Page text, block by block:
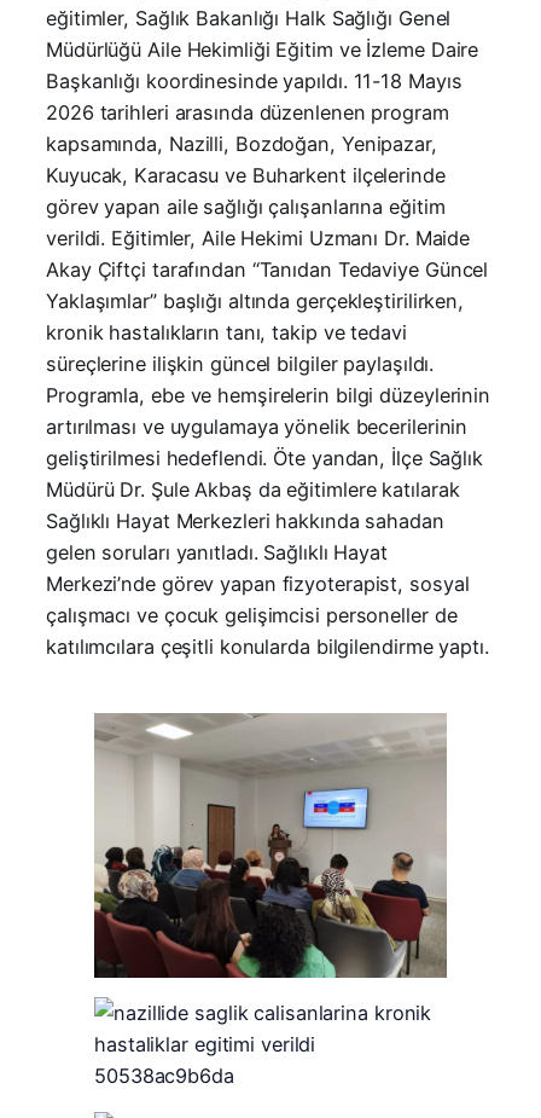
eğitimler, Sağlık Bakanlığı Halk Sağlığı Genel
Müdürlüğü Aile Hekimliği Eğitim ve İzleme Daire
Başkanlığı koordinesinde yapıldı. 11-18 Mayıs
2026 tarihleri arasında düzenlenen program
kapsamında, Nazilli, Bozdoğan, Yenipazar,
Kuyucak, Karacasu ve Buharkent ilçelerinde
görev yapan aile sağlığı çalışanlarına eğitim
verildi. Eğitimler, Aile Hekimi Uzmanı Dr. Maide
Akay Çiftçi tarafından “Tanıdan Tedaviye Güncel
Yaklaşımlar” başlığı altında gerçekleştirilirken,
kronik hastalıkların tanı, takip ve tedavi
süreçlerine ilişkin güncel bilgiler paylaşıldı.
Programla, ebe ve hemşirelerin bilgi düzeylerinin
artırılması ve uygulamaya yönelik becerilerinin
geliştirilmesi hedeflendi. Öte yandan, İlçe Sağlık
Müdürü Dr. Şule Akbaş da eğitimlere katılarak
Sağlıklı Hayat Merkezleri hakkında sahadan
gelen soruları yanıtladı. Sağlıklı Hayat
Merkezi’nde görev yapan fizyoterapist, sosyal
çalışmacı ve çocuk gelişimcisi personeller de
katılımcılara çeşitli konularda bilgilendirme yaptı.